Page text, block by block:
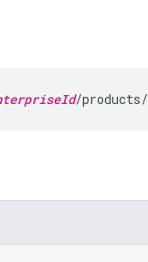
/products/